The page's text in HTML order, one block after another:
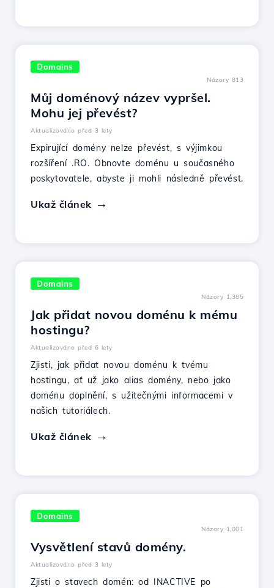
Domains
Názory 813
Můj doménový název vypršel.
Mohu jej převést?
Aktualizováno před 3 lety
Expirující domény nelze převést, s výjimkou
rozšíření .RO. Obnovte doménu u současného
poskytovatele, abyste ji mohli následně převést.
Ukaž článek
Domains
Názory 1,385
Jak přidat novou doménu k mému
hostingu?
Aktualizováno před 6 lety
Zjisti, jak přidat novou doménu k tvému
hostingu, ať už jako alias domény, nebo jako
doménu doplnění, s užitečnými informacemi v
našich tutoriálech.
Ukaž článek
Domains
Názory 1,001
Vysvětlení stavů domény.
Aktualizováno před 3 lety
Zjisti o stavech domén: od INACTIVE po